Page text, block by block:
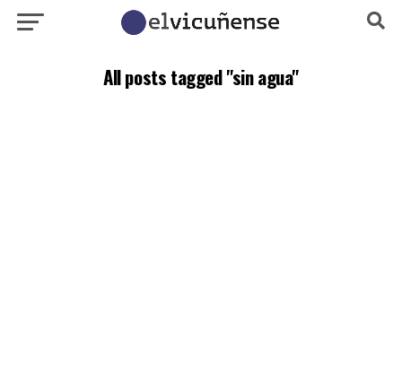
All posts tagged "sin agua"